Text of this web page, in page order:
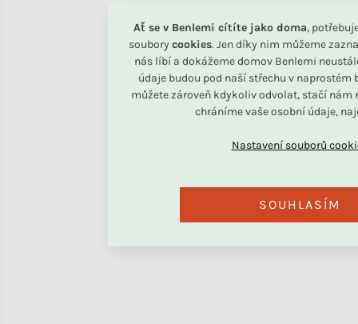
Ať se v Benlemi cítíte jako doma,
soubory cookies. Jen díky nim můžeme
nás líbí a dokážeme domov Benlemi
údaje budou pod naší střechu v naprostém
můžete zároveň kdykoliv odvolat, stačí nám
chráníme vaše osobní údaje,
SOUHLASÍM